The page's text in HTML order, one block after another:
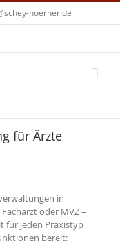
hoerner.de
für Ärzte
in
oder MVZ –
für jeden Praxistyp
bereit: